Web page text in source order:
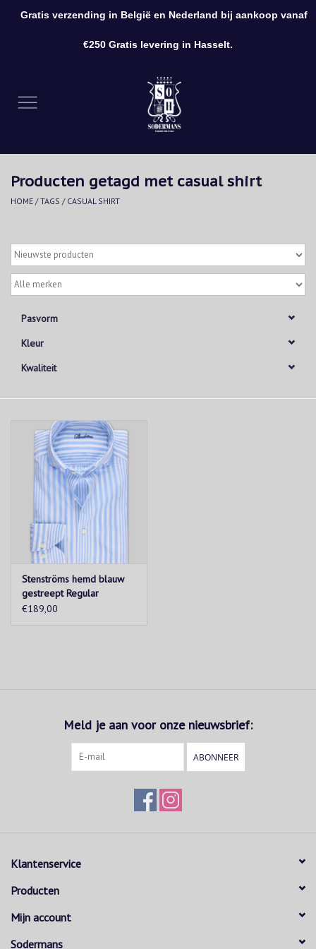
Kleding
Accessoires
Producten getagd met casual shirt
HOME /TAGS / CASUAL SHIRT
Pasvorm
Kleur
Kwaliteit
Stenströms hemd blauw
gestreept Regular
€189,00
Meld je aan voor onze nieuwsbrief:
ABONNEER
Klantenservice
Producten
Mijn account
Sodermans
Gratis verzending in België en Nederland bij aankoop vanaf
€250 Gratis levering in Hasselt.